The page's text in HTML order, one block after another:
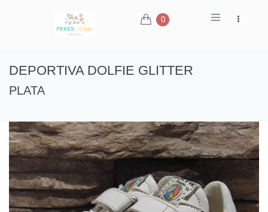
0
DEPORTIVA DOLFIE GLITTER
PLATA